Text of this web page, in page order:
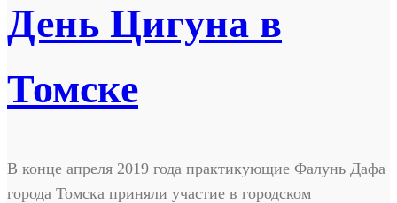
День Цигуна в
Томске
В конце апреля 2019 года практикующие Фалунь Дафа
города Томска приняли участие в городском